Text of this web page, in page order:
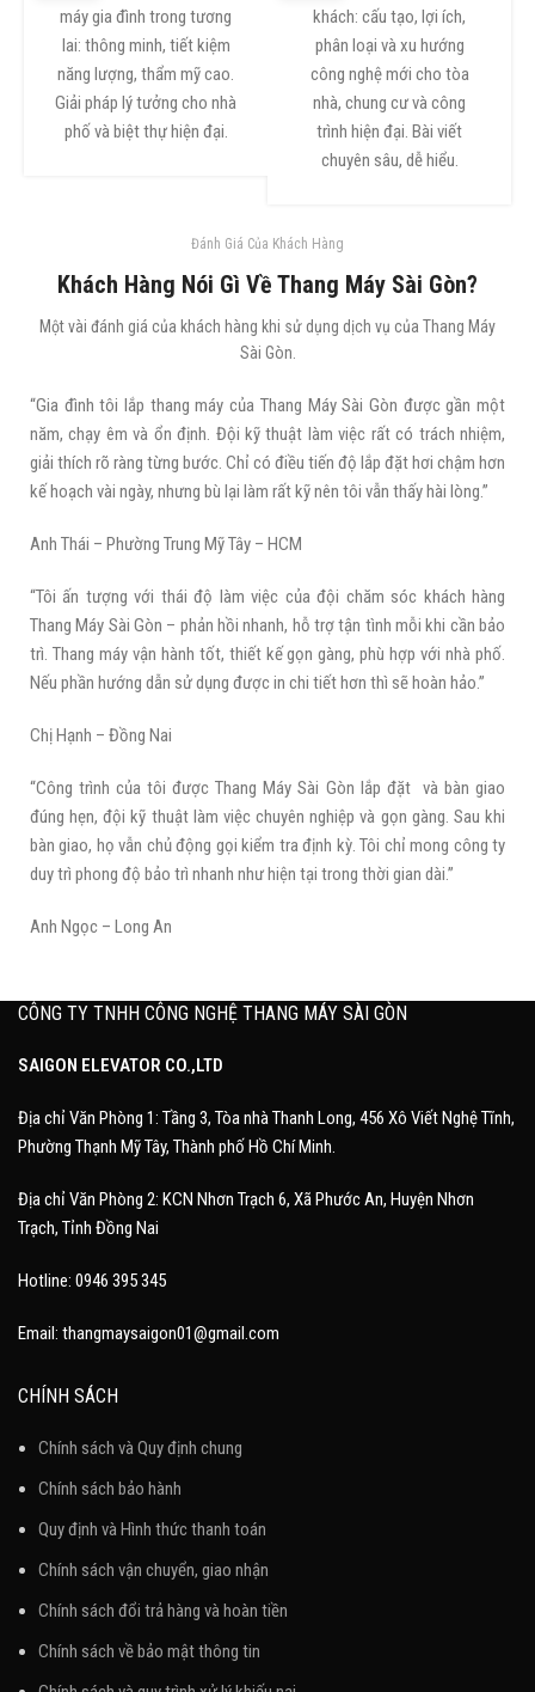
máy gia đình trong tương
lai: thông minh, tiết kiệm
năng lượng, thẩm mỹ cao.
Giải pháp lý tưởng cho nhà
phố và biệt thự hiện đại.
khách: cấu tạo, lợi ích,
phân loại và xu hướng
công nghệ mới cho tòa
nhà, chung cư và công
trình hiện đại. Bài viết
chuyên sâu, dễ hiểu.
Đánh Giá Của Khách Hàng
Khách Hàng Nói Gì Về Thang Máy Sài Gòn?
Một vài đánh giá của khách hàng khi sử dụng dịch vụ của Thang Máy
Sài Gòn.
“Gia đình tôi lắp thang máy của Thang Máy Sài Gòn được gần một
năm, chạy êm và ổn định. Đội kỹ thuật làm việc rất có trách nhiệm,
giải thích rõ ràng từng bước. Chỉ có điều tiến độ lắp đặt hơi chậm hơn
kế hoạch vài ngày, nhưng bù lại làm rất kỹ nên tôi vẫn thấy hài lòng.”
Anh Thái – Phường Trung Mỹ Tây – HCM
“Tôi ấn tượng với thái độ làm việc của đội chăm sóc khách hàng
Thang Máy Sài Gòn – phản hồi nhanh, hỗ trợ tận tình mỗi khi cần bảo
trì. Thang máy vận hành tốt, thiết kế gọn gàng, phù hợp với nhà phố.
Nếu phần hướng dẫn sử dụng được in chi tiết hơn thì sẽ hoàn hảo.”
Chị Hạnh – Đồng Nai
“Công trình của tôi được Thang Máy Sài Gòn lắp đặt và bàn giao
đúng hẹn, đội kỹ thuật làm việc chuyên nghiệp và gọn gàng. Sau khi
bàn giao, họ vẫn chủ động gọi kiểm tra định kỳ. Tôi chỉ mong công ty
duy trì phong độ bảo trì nhanh như hiện tại trong thời gian dài.”
Anh Ngọc – Long An
CÔNG TY TNHH CÔNG NGHỆ THANG MÁY SÀI GÒN
SAIGON ELEVATOR CO.,LTD
Địa chỉ Văn Phòng 1: Tầng 3, Tòa nhà Thanh Long, 456 Xô Viết Nghệ Tĩnh,
Phường Thạnh Mỹ Tây, Thành phố Hồ Chí Minh.
Địa chỉ Văn Phòng 2: KCN Nhơn Trạch 6, Xã Phước An, Huyện Nhơn
Trạch, Tỉnh Đồng Nai
Hotline: 0946 395 345
Email: thangmaysaigon01@gmail.com
CHÍNH SÁCH
Chính sách và Quy định chung
Chính sách bảo hành
Quy định và Hình thức thanh toán
Chính sách vận chuyển, giao nhận
Chính sách đổi trả hàng và hoàn tiền
Chính sách về bảo mật thông tin